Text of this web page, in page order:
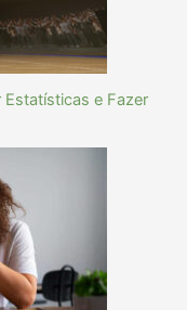
e Fazer